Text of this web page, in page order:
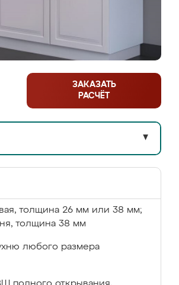
ЗАКАЗАТЬ
РАСЧЁТ
▼
толщина 26 мм или 38 мм;
толщина 38 мм
любого размера